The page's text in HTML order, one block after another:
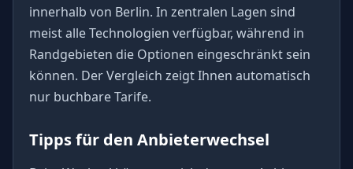
innerhalb von Berlin. In zentralen Lagen sind
meist alle Technologien verfügbar, während in
Randgebieten die Optionen eingeschränkt sein
können. Der Vergleich zeigt Ihnen automatisch
nur buchbare Tarife.
Tipps für den Anbieterwechsel